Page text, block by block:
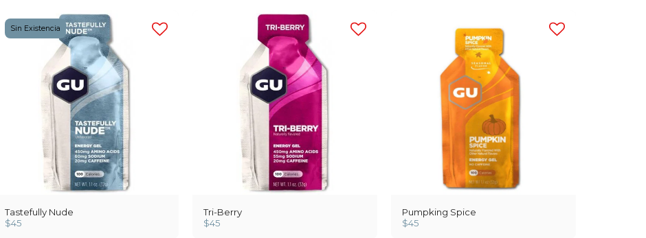
Sin Existencia
Tastefully Nude
$45
Tri-Berry
$45
Pumpking Spice
$45